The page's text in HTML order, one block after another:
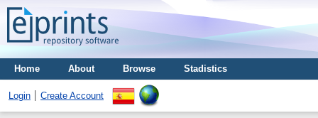
Home About Browse Stadistics
Login Create Account